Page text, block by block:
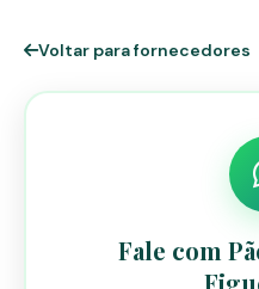
Voltar para fornecedores
Fale com